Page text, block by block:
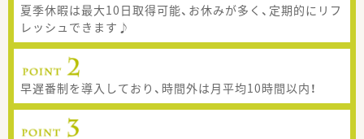
夏季休暇は最大10日取得可能、お休みが多く、定期的にリフ
レッシュできます♪
早遅番制を導入しており、時間外は月平均10時間以内！